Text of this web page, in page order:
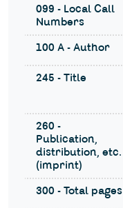
099 - Local Call
Numbers
100 A - Author
245 - Title
260 -
Publication,
distribution, etc.
(imprint)
300 - Total pages